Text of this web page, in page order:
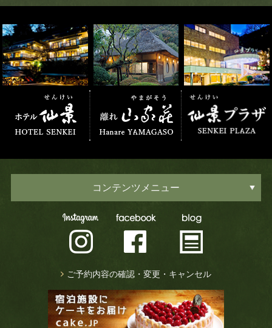
コンテンツメニュー
ご予約内容の確認・変更・キャンセル